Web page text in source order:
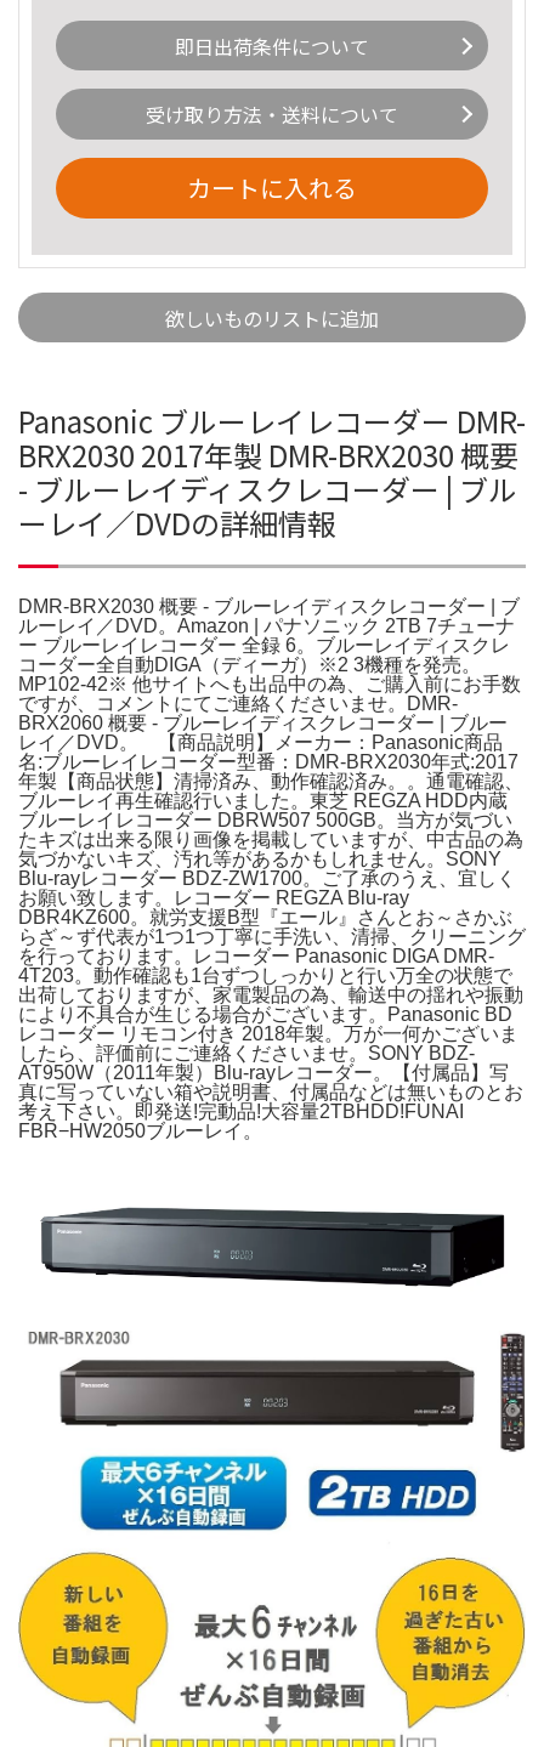
即日出荷条件について
受け取り方法・送料について
カートに入れる
欲しいものリストに追加
Panasonic ブルーレイレコーダー DMR-
BRX2030 2017年製 DMR-BRX2030 概要
- ブルーレイディスクレコーダー | ブル
ーレイ／DVDの詳細情報
DMR-BRX2030 概要 - ブルーレイディスクレコーダー | ブ
ルーレイ／DVD。Amazon | パナソニック 2TB 7チューナ
ー ブルーレイレコーダー 全録 6。ブルーレイディスクレ
コーダー全自動DIGA（ディーガ）※2 3機種を発売。
MP102-42※ 他サイトへも出品中の為、ご購入前にお手数
ですが、コメントにてご連絡くださいませ。DMR-
BRX2060 概要 - ブルーレイディスクレコーダー | ブルー
レイ／DVD。 【商品説明】メーカー：Panasonic商品
名:ブルーレイレコーダー型番：DMR-BRX2030年式:2017
年製【商品状態】清掃済み、動作確認済み。。通電確認、
ブルーレイ再生確認行いました。東芝 REGZA HDD内蔵
ブルーレイレコーダー DBRW507 500GB。当方が気づい
たキズは出来る限り画像を掲載していますが、中古品の為
気づかないキズ、汚れ等があるかもしれません。SONY
Blu-rayレコーダー BDZ-ZW1700。ご了承のうえ、宜しく
お願い致します。レコーダー REGZA Blu-ray
DBR4KZ600。就労支援B型『エール』さんとお～さかぶ
らざ～ず代表が1つ1つ丁寧に手洗い、清掃、クリーニング
を行っております。レコーダー Panasonic DIGA DMR-
4T203。動作確認も1台ずつしっかりと行い万全の状態で
出荷しておりますが、家電製品の為、輸送中の揺れや振動
により不具合が生じる場合がございます。Panasonic BD
レコーダー リモコン付き 2018年製。万が一何かございま
したら、評価前にご連絡くださいませ。SONY BDZ-
AT950W（2011年製）Blu-rayレコーダー。【付属品】写
真に写っていない箱や説明書、付属品などは無いものとお
考え下さい。即発送!完動品!大容量2TBHDD!FUNAI
FBR−HW2050ブルーレイ。